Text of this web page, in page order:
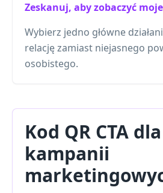
Zeskanuj, aby zobaczyć
Wybierz jedno główne
relację zamiast niejasnego
osobistego.
Kod QR CTA dla
kampanii